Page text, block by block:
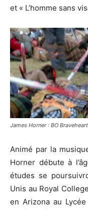
et « L’homme sans
James Horner : BO Braveheart
Animé par la
Horner débute à
études se
Unis au Royal College
en Arizona au